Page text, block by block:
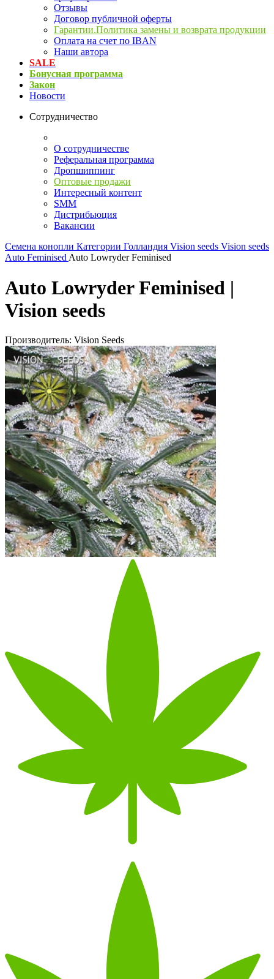
Отзывы
Договор публичной оферты
Гарантии.Политика замены и возврата продукции
Оплата на счет по IBAN
Наши автора
SALE
Бонусная программа
Закон
Новости
Сотрудничество
О сотрудничестве
Реферальная программа
Дропшиппинг
Оптовые продажи
Интересный контент
SMM
Дистрибьюция
Вакансии
Семена конопли Категории Голландия Vision seeds Vision seeds
Auto Feminised Auto Lowryder Feminised
Auto Lowryder Feminised |
Vision seeds
Производитель: Vision Seeds